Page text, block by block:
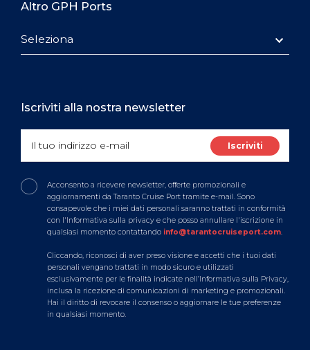
Altro GPH Ports
Seleziona
Iscriviti alla nostra newsletter
Acconsento a ricevere newsletter, offerte promozionali e
aggiornamenti da Taranto Cruise Port tramite e-mail. Sono
consapevole che i miei dati personali saranno trattati in conformità
con l'Informativa sulla privacy e che posso annullare l'iscrizione in
qualsiasi momento contattando info@tarantocruiseport.com.
Cliccando, riconosci di aver preso visione e accetti che i tuoi dati
personali vengano trattati in modo sicuro e utilizzati
esclusivamente per le finalità indicate nell’Informativa sulla Privacy,
inclusa la ricezione di comunicazioni di marketing e promozionali.
Hai il diritto di revocare il consenso o aggiornare le tue preferenze
in qualsiasi momento.